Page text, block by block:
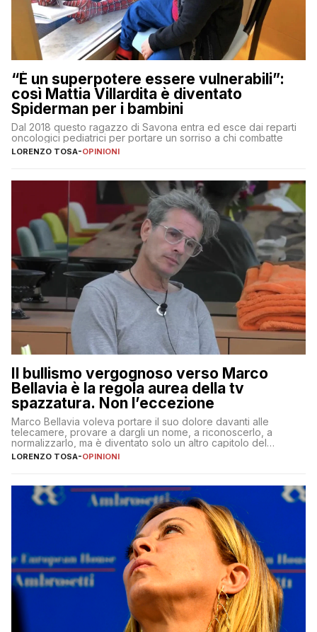
“È un superpotere essere vulnerabili”:
così Mattia Villardita è diventato
Spiderman per i bambini
Dal 2018 questo ragazzo di Savona entra ed esce dai reparti
oncologici pediatrici per portare un sorriso a chi combatte
LORENZO TOSA-OPINIONI
Il bullismo vergognoso verso Marco
Bellavia è la regola aurea della tv
spazzatura. Non l’eccezione
Marco Bellavia voleva portare il suo dolore davanti alle
telecamere, provare a dargli un nome, a riconoscerlo, a
normalizzarlo, ma è diventato solo un altro capitolo del
copione
LORENZO TOSA-OPINIONI